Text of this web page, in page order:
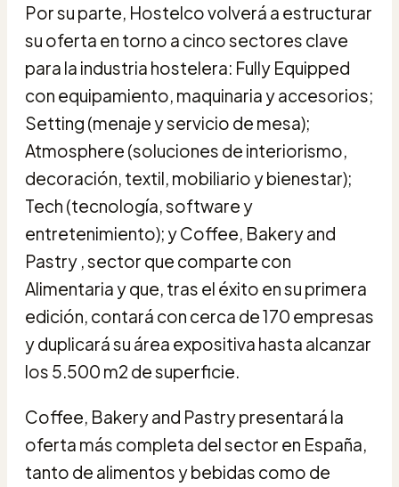
Por su parte, Hostelco volverá a estructurar
su oferta en torno a cinco sectores clave
para la industria hostelera: Fully Equipped
con equipamiento, maquinaria y accesorios;
Setting (menaje y servicio de mesa);
Atmosphere (soluciones de interiorismo,
decoración, textil, mobiliario y bienestar);
Tech (tecnología, software y
entretenimiento); y Coffee, Bakery and
Pastry , sector que comparte con
Alimentaria y que, tras el éxito en su primera
edición, contará con cerca de 170 empresas
y duplicará su área expositiva hasta alcanzar
los 5.500 m2 de superficie.
Coffee, Bakery and Pastry presentará la
oferta más completa del sector en España,
tanto de alimentos y bebidas como de